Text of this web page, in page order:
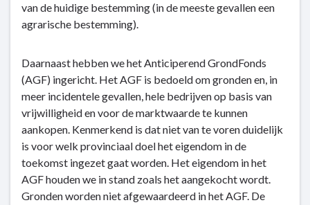
van de huidige bestemming (in de meeste gevallen een
agrarische bestemming).
Daarnaast hebben we het Anticiperend GrondFonds
(AGF) ingericht. Het AGF is bedoeld om gronden en, in
meer incidentele gevallen, hele bedrijven op basis van
vrijwilligheid en voor de marktwaarde te kunnen
aankopen. Kenmerkend is dat niet van te voren duidelijk
is voor welk provinciaal doel het eigendom in de
toekomst ingezet gaat worden. Het eigendom in het
AGF houden we in stand zoals het aangekocht wordt.
Gronden worden niet afgewaardeerd in het AGF. De